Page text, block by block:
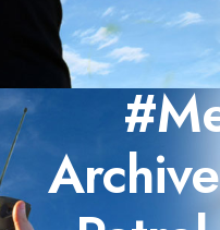
GUARDIAS UNIFORMADOS
TRABAJOS